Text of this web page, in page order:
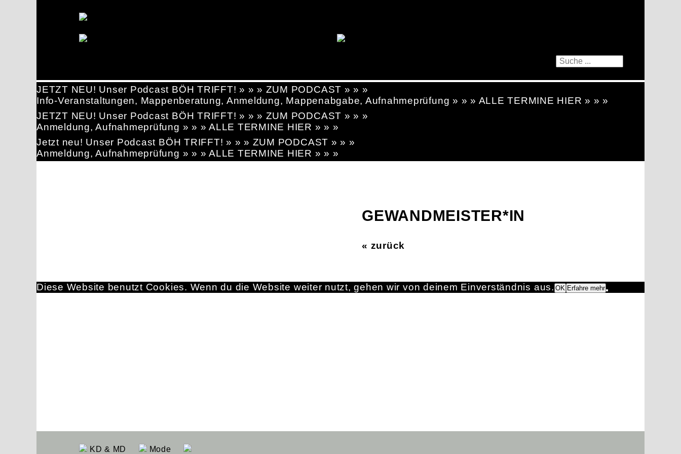
JETZT NEU! Unser Podcast BÖH TRIFFT! » » » ZUM PODCAST » » »
Info-Veranstaltungen, Mappenberatung, Anmeldung, Mappenabgabe, Aufnahmeprüfung » » » ALLE TERMINE HIER » » »
JETZT NEU! Unser Podcast BÖH TRIFFT! » » » ZUM PODCAST » » »
Anmeldung, Aufnahmeprüfung » » » ALLE TERMINE HIER » » »
Jetzt neu! Unser Podcast BÖH TRIFFT! » » » ZUM PODCAST » » »
Anmeldung, Aufnahmeprüfung » » » ALLE TERMINE HIER » » »
GEWANDMEISTER*IN
« zurück
KD & MD Mode
Diese Website benutzt Cookies. Wenn du die Website weiter nutzt, gehen wir von deinem Einverständnis aus. OK Erfahre mehr